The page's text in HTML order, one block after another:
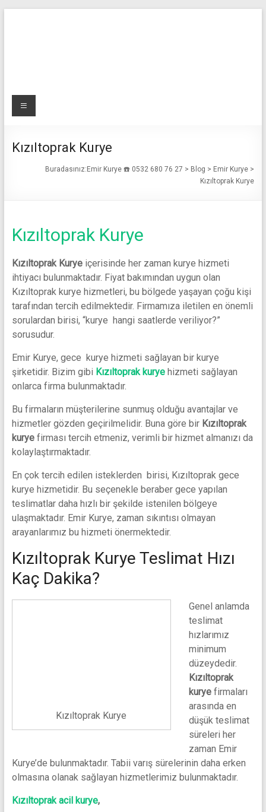
Emir
☎️
0532
27
Acil
Kargo
Menü
Kızıltoprak Kurye
Buradasınız: Emir Kurye ☎️ 0532 680 76 27 > Blog > Emir Kurye >
Kızıltoprak Kurye
Kızıltoprak Kurye
Kızıltoprak Kuryeiçerisinde her zaman kurye hizmeti
ihtiyacı bulunmaktadır. Fiyat bakımından uygun olan
Kızıltoprak kurye hizmetleri, bu bölgede yaşayan çoğu kişi
tarafından tercih edilmektedir. Firmamıza iletilen en önemli
sorulardan birisi, “kurye hangi saatlerde veriliyor?”
sorusudur.
Emir Kurye, gece kurye hizmeti sağlayan bir kurye
şirketidir. Bizim gibi Kızıltoprak kuryehizmeti sağlayan
onlarca firma bulunmaktadır.
Bu firmaların müşterilerine sunmuş olduğu avantajlar ve
hizmetler gözden geçirilmelidir. Buna göre bir Kızıltoprak
kuryefirması tercih etmeniz, verimli bir hizmet almanızı da
kolaylaştırmaktadır.
En çok tercih edilen isteklerden birisi, Kızıltoprak gece
kurye hizmetidir. Bu seçenekle beraber gece yapılan
teslimatlar daha hızlı bir şekilde istenilen bölgeye
ulaşmaktadır. Emir Kurye, zaman sıkıntısı olmayan
arayanlarımız bu hizmeti önermektedir.
Kızıltoprak Kurye Teslimat Hızı
Kaç Dakika?
Kızıltoprak Kurye
Genel anlamda
teslimat
hızlarımız
minimum
düzeydedir.
Kızıltoprak
kuryefirmaları
arasında en
düşük teslimat
süreleri her
zaman Emir
Kurye’de bulunmaktadır. Tabii varış sürelerinin daha erken
olmasına olanak sağlayan hizmetlerimiz bulunmaktadır.
Kızıltoprak acil kurye,